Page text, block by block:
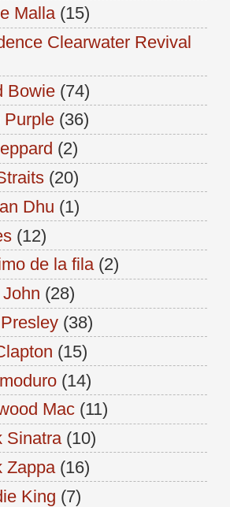
Malla (15)
Clearwater Revival
Bowie (74)
Purple (36)
(2)
(20)
Dhu (1)
(12)
de la fila (2)
(28)
(38)
(15)
(14)
Mac (11)
Sinatra (10)
Zappa (16)
King (7)